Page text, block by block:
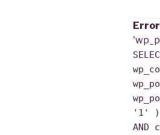
Error
'1' )
AND